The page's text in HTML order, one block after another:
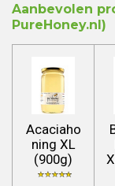
Aanbevolen
PureHoney.nl)
Acaciaho
ning XL
(900g)